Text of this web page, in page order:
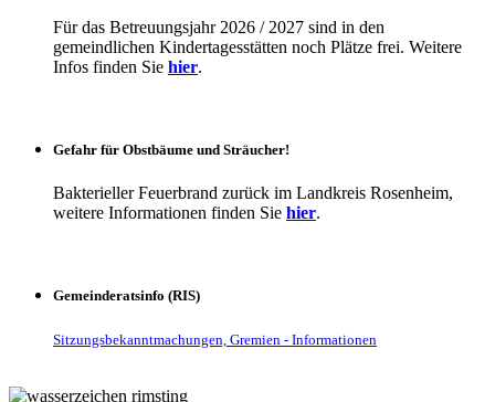
Für das Betreuungsjahr 2026 / 2027 sind in den
gemeindlichen Kindertagesstätten noch Plätze frei. Weitere
Infos finden Sie hier.
Gefahr für Obstbäume und Sträucher!
Bakterieller Feuerbrand zurück im Landkreis Rosenheim,
weitere Informationen finden Sie hier.
Gemeinderatsinfo (RIS)
Sitzungsbekanntmachungen, Gremien - Informationen